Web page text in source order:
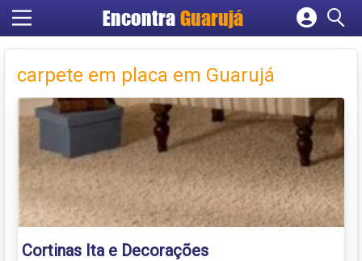
Encontra Guarujá
Cadastrar empresa
Criar conta
carpete em placa em Guarujá
Cortinas Ita e Decorações